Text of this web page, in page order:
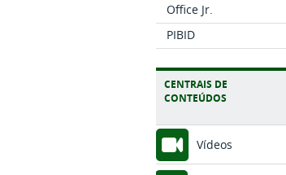
Office Jr.
PIBID
CENTRAIS DE
CONTEÚDOS
Vídeos